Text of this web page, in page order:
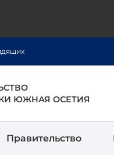
ЮЖНАЯ ОСЕТИЯ
Правительство